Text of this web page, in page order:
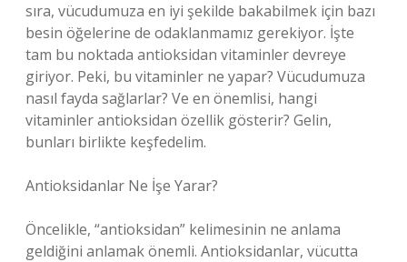
sıra, vücudumuza en iyi şekilde bakabilmek için bazı
besin öğelerine de odaklanmamız gerekiyor. İşte
tam bu noktada antioksidan vitaminler devreye
giriyor. Peki, bu vitaminler ne yapar? Vücudumuza
nasıl fayda sağlarlar? Ve en önemlisi, hangi
vitaminler antioksidan özellik gösterir? Gelin,
bunları birlikte keşfedelim.
Antioksidanlar Ne İşe Yarar?
Öncelikle, “antioksidan” kelimesinin ne anlama
geldiğini anlamak önemli. Antioksidanlar, vücutta